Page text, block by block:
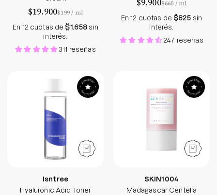
$19.900$199/ por
ml
En 12 cuotas de $1.658sin
interés.
311 reseñas
$9.900$660 / por
ml
En 12 cuotas de $825 sin
interés.
247 reseñas
Hyaluronic Acid Toner
Isntree
Hyaluronic Acid Toner
Madagascar
SKIN1004
Madagascar Centella